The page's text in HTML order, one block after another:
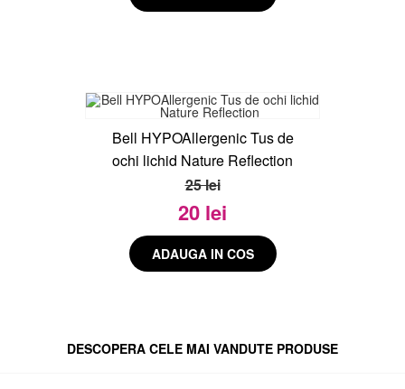
Bell HYPOAllergenic Tus de
ochi lichid Nature Reflection
25 lei
20 lei
DESCOPERA CELE MAI VANDUTE PRODUSE